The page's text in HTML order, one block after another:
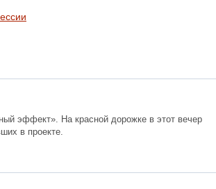
эффект». На красной дорожке в этот вечер
в проекте.
все актёры